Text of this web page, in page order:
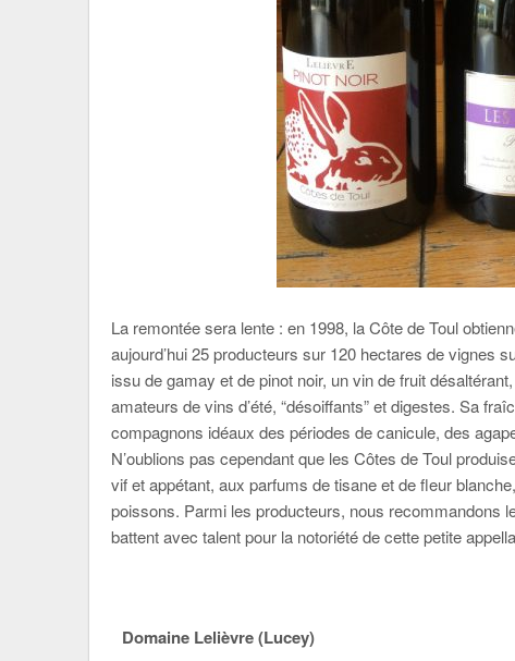
La remontée sera lente : en 1998, la Côte de Toul
aujourd’hui 25 producteurs sur 120 hectares de vignes
issu de gamay et de pinot noir, un vin de fruit
amateurs de vins d’été, “désoiffants” et digestes. Sa
compagnons idéaux des périodes de canicule, des
N’oublions pas cependant que les Côtes de Toul
vif et appétant, aux parfums de tisane et de fleur
poissons. Parmi les producteurs, nous recommandons
battent avec talent pour la notoriété de cette petite
Domaine Lelièvre (Lucey)